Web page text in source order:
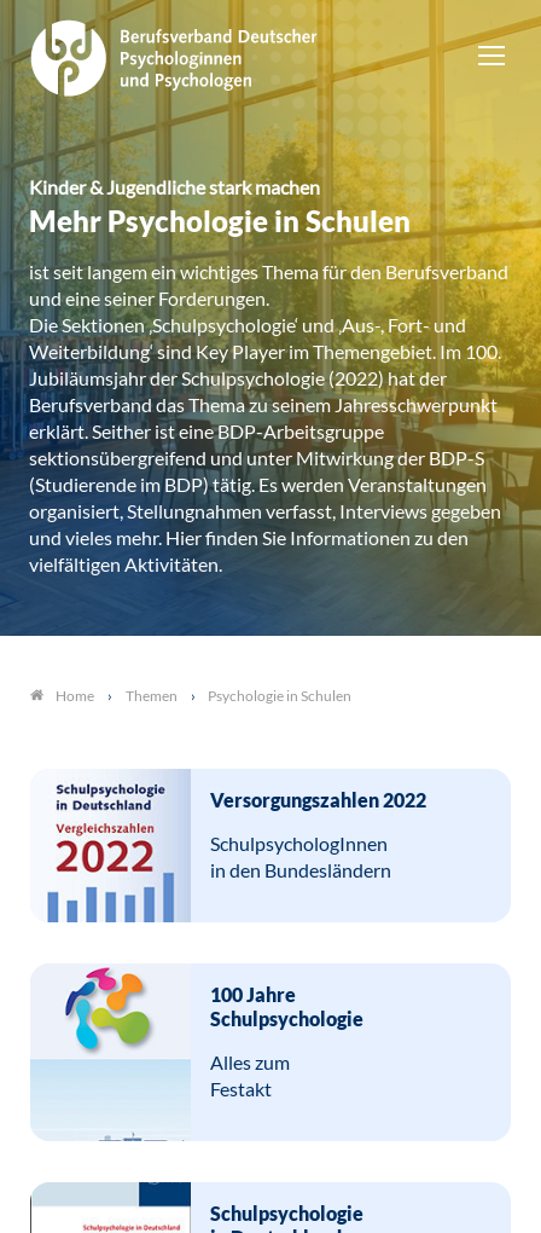
Kinder & Jugendliche stark machen
Mehr Psychologie in Schulen
ist seit langem ein wichtiges Thema für den Berufsverband
und eine seiner Forderungen.
Die Sektionen ‚Schulpsychologie‘ und ‚Aus-, Fort- und
Weiterbildung‘ sind Key Player im Themengebiet. Im 100.
Jubiläumsjahr der Schulpsychologie (2022) hat der
Berufsverband das Thema zu seinem Jahresschwerpunkt
erklärt. Seither ist eine BDP-Arbeitsgruppe
sektionsübergreifend und unter Mitwirkung der BDP-S
(Studierende im BDP) tätig. Es werden Veranstaltungen
organisiert, Stellungnahmen verfasst, Interviews gegeben
und vieles mehr. Hier finden Sie Informationen zu den
vielfältigen Aktivitäten.
Home Themen Psychologie in Schulen
Versorgungszahlen 2022
SchulpsychologInnen
in den Bundesländern
100 Jahre
Schulpsychologie
Alles zum
Festakt
Schulpsychologie